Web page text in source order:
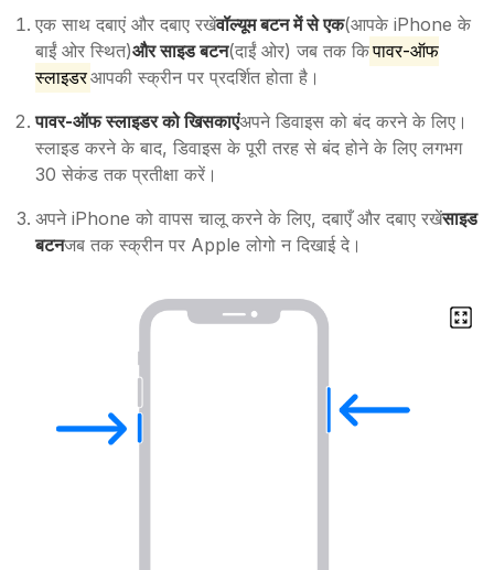
एक साथ दबाएं और दबाए रखेंवॉल्यूम बटन में से एक(आपके iPhone के
बाईं ओर स्थित)और साइड बटन(दाईं ओर) जब तक किपावर-ऑफ
स्लाइडरआपकी स्क्रीन पर प्रदर्शित होता है।
पावर-ऑफ स्लाइडर को खिसकाएंअपने डिवाइस को बंद करने के लिए।
स्लाइड करने के बाद, डिवाइस के पूरी तरह से बंद होने के लिए लगभग
30 सेकंड तक प्रतीक्षा करें।
अपने iPhone को वापस चालू करने के लिए, दबाएँ और दबाए रखेंसाइड
बटनजब तक स्क्रीन पर Apple लोगो न दिखाई दे।